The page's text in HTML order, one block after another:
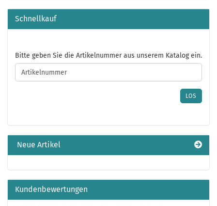
Schnellkauf
BITTE
GEBEN
SIE
DIE
Bitte geben Sie die Artikelnummer aus unserem Katalog ein.
LOS
Neue Artikel
Kundenbewertungen